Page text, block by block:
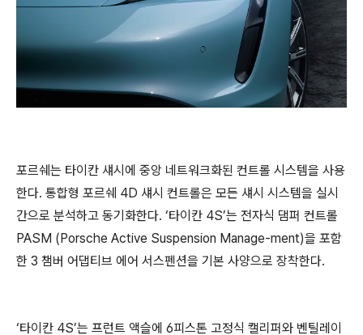
포르쉐는 타이칸 섀시에 중앙 네트워크화된 컨트롤 시스템을 사용
한다. 통합형 포르쉐 4D 섀시 컨트롤은 모든 섀시 시스템을 실시
간으로 분석하고 동기화한다. ‘타이칸 4S’는 전자식 댐퍼 컨트롤
PASM (Porsche Active Suspension Manage-ment)을 포함
한 3 챔버 어댑티브 에어 서스펜션을 기본 사양으로 장착한다.
‘타이칸 4S’는 프런트 액슬에 6피스톤 고정식 캘리퍼와 벤틸레이